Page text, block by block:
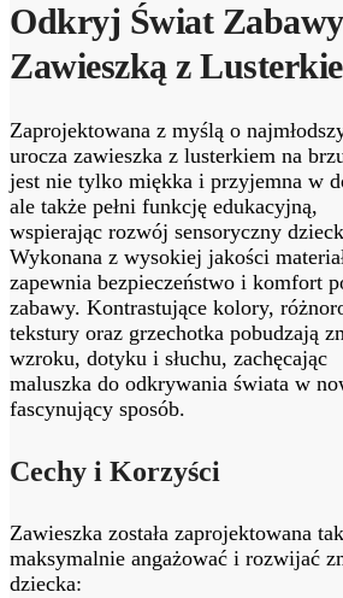
Odkryj Świat
Zawieszką z
Zaprojektowana z myślą o
urocza zawieszka z lusterkiem na
jest nie tylko miękka i przyjemna w
ale także pełni funkcję edukacyjną,
wspierając rozwój sensoryczny
Wykonana z wysokiej jakości
zapewnia bezpieczeństwo i komfort
zabawy. Kontrastujące kolory,
tekstury oraz grzechotka pobudzają
wzroku, dotyku i słuchu, zachęcając
maluszka do odkrywania świata w
fascynujący sposób.
Cechy i Korzyści
Zawieszka została zaprojektowana
maksymalnie angażować i rozwijać
dziecka: